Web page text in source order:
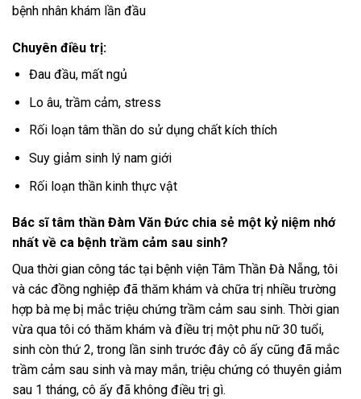
bệnh nhân khám lần đầu
Chuyên điều trị:
Đau đầu, mất ngủ
Lo âu, trầm cảm, stress
Rối loạn tâm thần do sử dụng chất kích thích
Suy giảm sinh lý nam giới
Rối loạn thần kinh thực vật
Bác sĩ tâm thần Đàm Văn Đức chia sẻ một kỷ niệm nhớ
nhất về ca bệnh trầm cảm sau sinh?
Qua thời gian công tác tại bệnh viện Tâm Thần Đà Nẵng, tôi
và các đồng nghiệp đã thăm khám và chữa trị nhiều trường
hợp bà mẹ bị mắc triệu chứng trầm cảm sau sinh. Thời gian
vừa qua tôi có thăm khám và điều trị một phu nữ 30 tuổi,
sinh còn thứ 2, trong lần sinh trước đây cô ấy cũng đã mắc
trầm cảm sau sinh và may mắn, triệu chứng có thuyên giảm
sau 1 tháng, cô ấy đã không điều trị gì.